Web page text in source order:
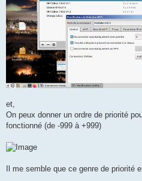
et,
On peux donner un ordre de priorité
fonctionné (de -999 à +999)
Il me semble que ce genre de priorité